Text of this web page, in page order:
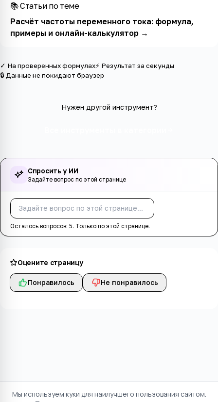
📚 Статьи по теме
Расчёт частоты переменного тока: формула,
примеры и онлайн-калькулятор→
✓ На проверенных формулах⚡ Результат за секунды
🔒 Данные не покидают браузер
Нужен другой инструмент?
Спросить у ИИ
Задайте вопрос по этой странице
Осталось вопросов: 5. Только по этой странице.
Оцените страницу
Понравилось Не понравилось
Мы используем куки для наилучшего пользования сайтом.